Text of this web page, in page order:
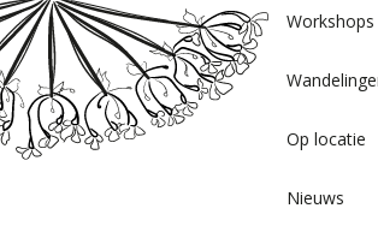
Workshops
Op locatie
Nieuws